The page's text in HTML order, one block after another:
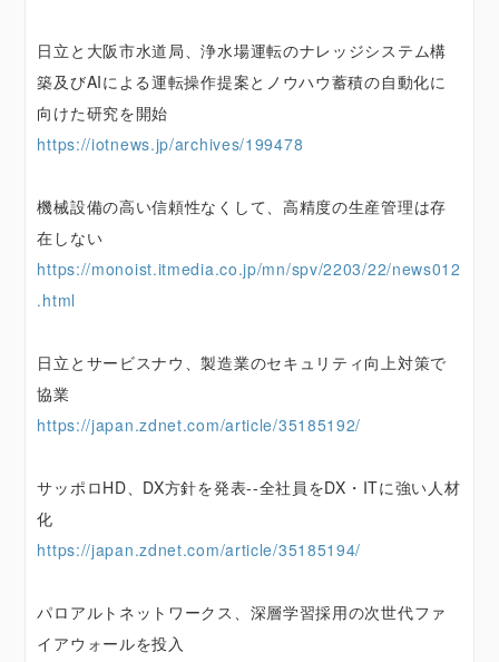
日立と大阪市水道局、浄水場運転のナレッジシステム構
築及びAIによる運転操作提案とノウハウ蓄積の自動化に
向けた研究を開始
https://iotnews.jp/archives/199478
機械設備の高い信頼性なくして、高精度の生産管理は存
在しない
https://monoist.itmedia.co.jp/mn/spv/2203/22/news012
.html
日立とサービスナウ、製造業のセキュリティ向上対策で
協業
https://japan.zdnet.com/article/35185192/
サッポロHD、DX方針を発表--全社員をDX・ITに強い人材
化
https://japan.zdnet.com/article/35185194/
パロアルトネットワークス、深層学習採用の次世代ファ
イアウォールを投入